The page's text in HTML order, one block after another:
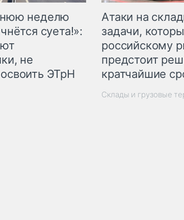
неделю
суета!»:
не
ЭТрН
Атаки на
задачи,
российскому
предстоит
кратчайшие
Склады и грузовые